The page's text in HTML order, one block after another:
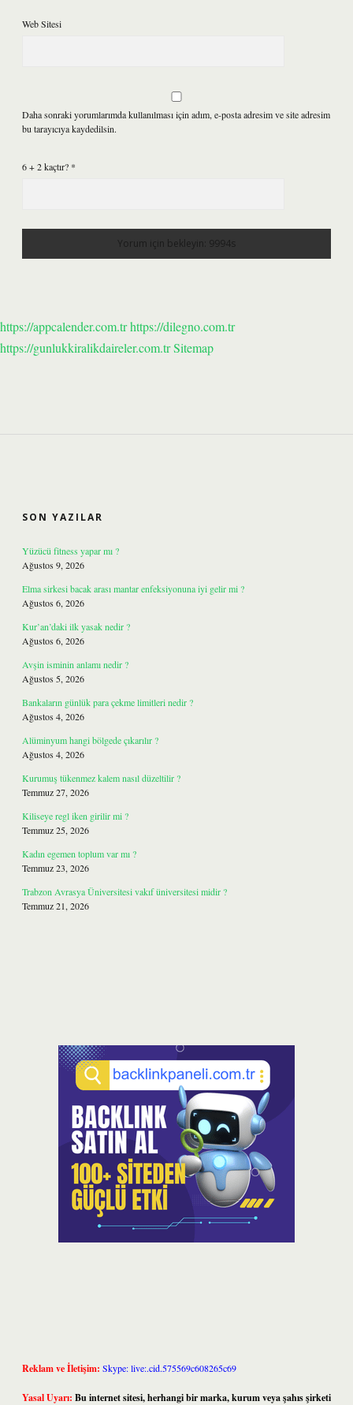
Web Sitesi
Daha sonraki yorumlarımda kullanılması için adım, e-posta adresim ve site adresim
bu tarayıcıya kaydedilsin.
6 + 2 kaçtır? *
https://appcalender.com.trhttps://dilegno.com.tr
https://gunlukkiralikdaireler.com.trSitemap
SON YAZILAR
Yüzücü fitness yapar mı ?
Ağustos 9, 2026
Elma sirkesi bacak arası mantar enfeksiyonuna iyi gelir mi ?
Ağustos 6, 2026
Kur’an’daki ilk yasak nedir ?
Ağustos 6, 2026
Avşin isminin anlamı nedir ?
Ağustos 5, 2026
Bankaların günlük para çekme limitleri nedir ?
Ağustos 4, 2026
Alüminyum hangi bölgede çıkarılır ?
Ağustos 4, 2026
Kurumuş tükenmez kalem nasıl düzeltilir ?
Temmuz 27, 2026
Kiliseye regl iken girilir mi ?
Temmuz 25, 2026
Kadın egemen toplum var mı ?
Temmuz 23, 2026
Trabzon Avrasya Üniversitesi vakıf üniversitesi midir ?
Temmuz 21, 2026
Reklam ve İletişim: Skype: live:.cid.575569c608265c69
Yasal Uyarı: Bu internet sitesi, herhangi bir marka, kurum veya şahıs şirketi